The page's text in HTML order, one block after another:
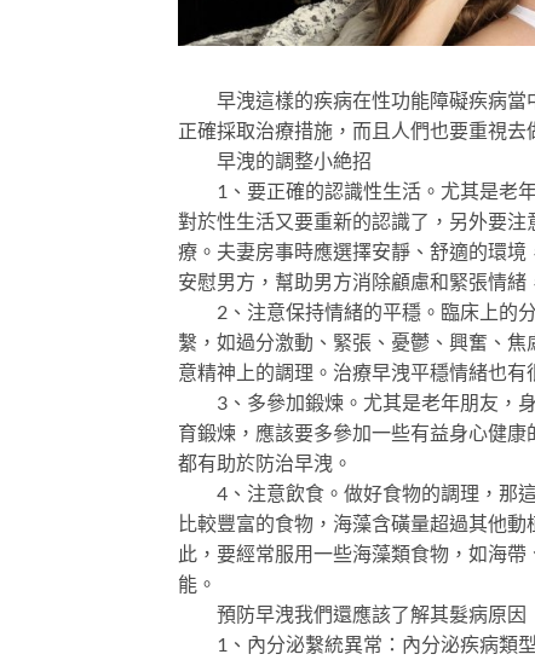
早洩這樣的疾病在性功能障礙疾病當
正確採取治療措施，而且人們也要重視
早洩的調整小絶招
1、要正確的認識性生活。尤其是老年
對於性生活又要重新的認識了，另外要
療。夫妻房事時應選擇安靜、舒適的環
安慰男方，幫助男方消除顧慮和緊張情緒
2、注意保持情緒的平穩。臨床上的分
繫，如過分激動、緊張、憂鬱、興奮、
意精神上的調理。治療早洩平穩情緒也有
3、多參加鍛煉。尤其是老年朋友，身
育鍛煉，應該要多參加一些有益身心健
都有助於防治早洩。
4、注意飲食。做好食物的調理，那這
比較豐富的食物，海藻含磺量超過其他
此，要經常服用一些海藻類食物，如海
能。
預防早洩我們還應該了解其髮病原因
1、內分泌繫統異常：內分泌疾病類型